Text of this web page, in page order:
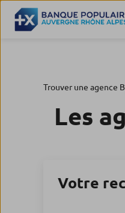
Trouver une agence
Les
Votre